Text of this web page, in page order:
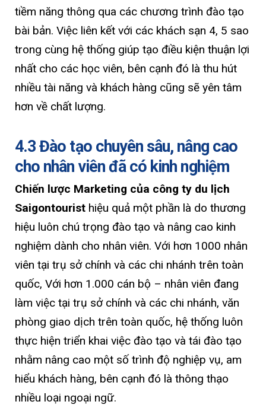
tiềm năng thông qua các chương trình đào tạo
bài bản. Việc liên kết với các khách sạn 4, 5 sao
trong cùng hệ thống giúp tạo điều kiện thuận lợi
nhất cho các học viên, bên cạnh đó là thu hút
nhiều tài năng và khách hàng cũng sẽ yên tâm
hơn về chất lượng.
4.3 Đào tạo chuyên sâu, nâng cao
cho nhân viên đã có kinh nghiệm
Chiến lược Marketing của công ty du lịch
Saigontourist hiệu quả một phần là do thương
hiệu luôn chú trọng đào tạo và nâng cao kinh
nghiệm dành cho nhân viên. Với hơn 1000 nhân
viên tại trụ sở chính và các chi nhánh trên toàn
quốc, Với hơn 1.000 cán bộ – nhân viên đang
làm việc tại trụ sở chính và các chi nhánh, văn
phòng giao dịch trên toàn quốc, hệ thống luôn
thực hiện triển khai việc đào tạo và tái đào tạo
nhằm nâng cao một số trình độ nghiệp vụ, am
hiểu khách hàng, bên cạnh đó là thông thạo
nhiều loại ngoại ngữ.